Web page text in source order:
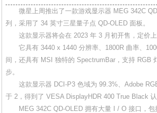
微星上周推出了一款游戏显示器 MEG 342C
列，采用了 34 英寸三星量子点 QD-OLED 面板。
这款显示器将会在 2023 年 3 月初开售，定价上
它具有 3440 x 1440 分辨率、1800R 曲率、
间，还具有 MSI 独特的 SpectrumBar，支持 RGB
步。
这款显示器 DCI-P3 色域为 99.3%、Adobe
于 2，得到了 VESA DisplayHDR 400 True Black 认
MEG 342C QD-OLED 拥有大量 I / O 接口，包